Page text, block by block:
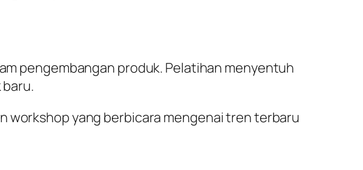
pengembangan produk. Pelatihan menyentuh
workshop yang berbicara mengenai tren terbaru